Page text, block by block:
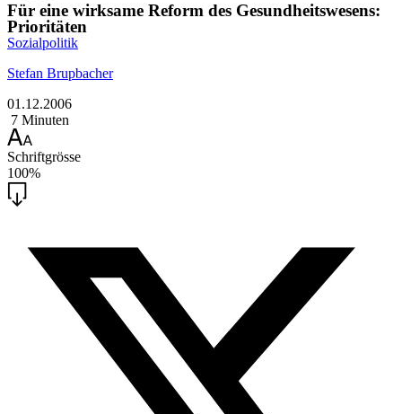
Für eine wirksame Reform des Gesundheitswesens:
Prioritäten
Sozialpolitik
Stefan Brupbacher
01.12.2006
7 Minuten
Schriftgrösse
100%